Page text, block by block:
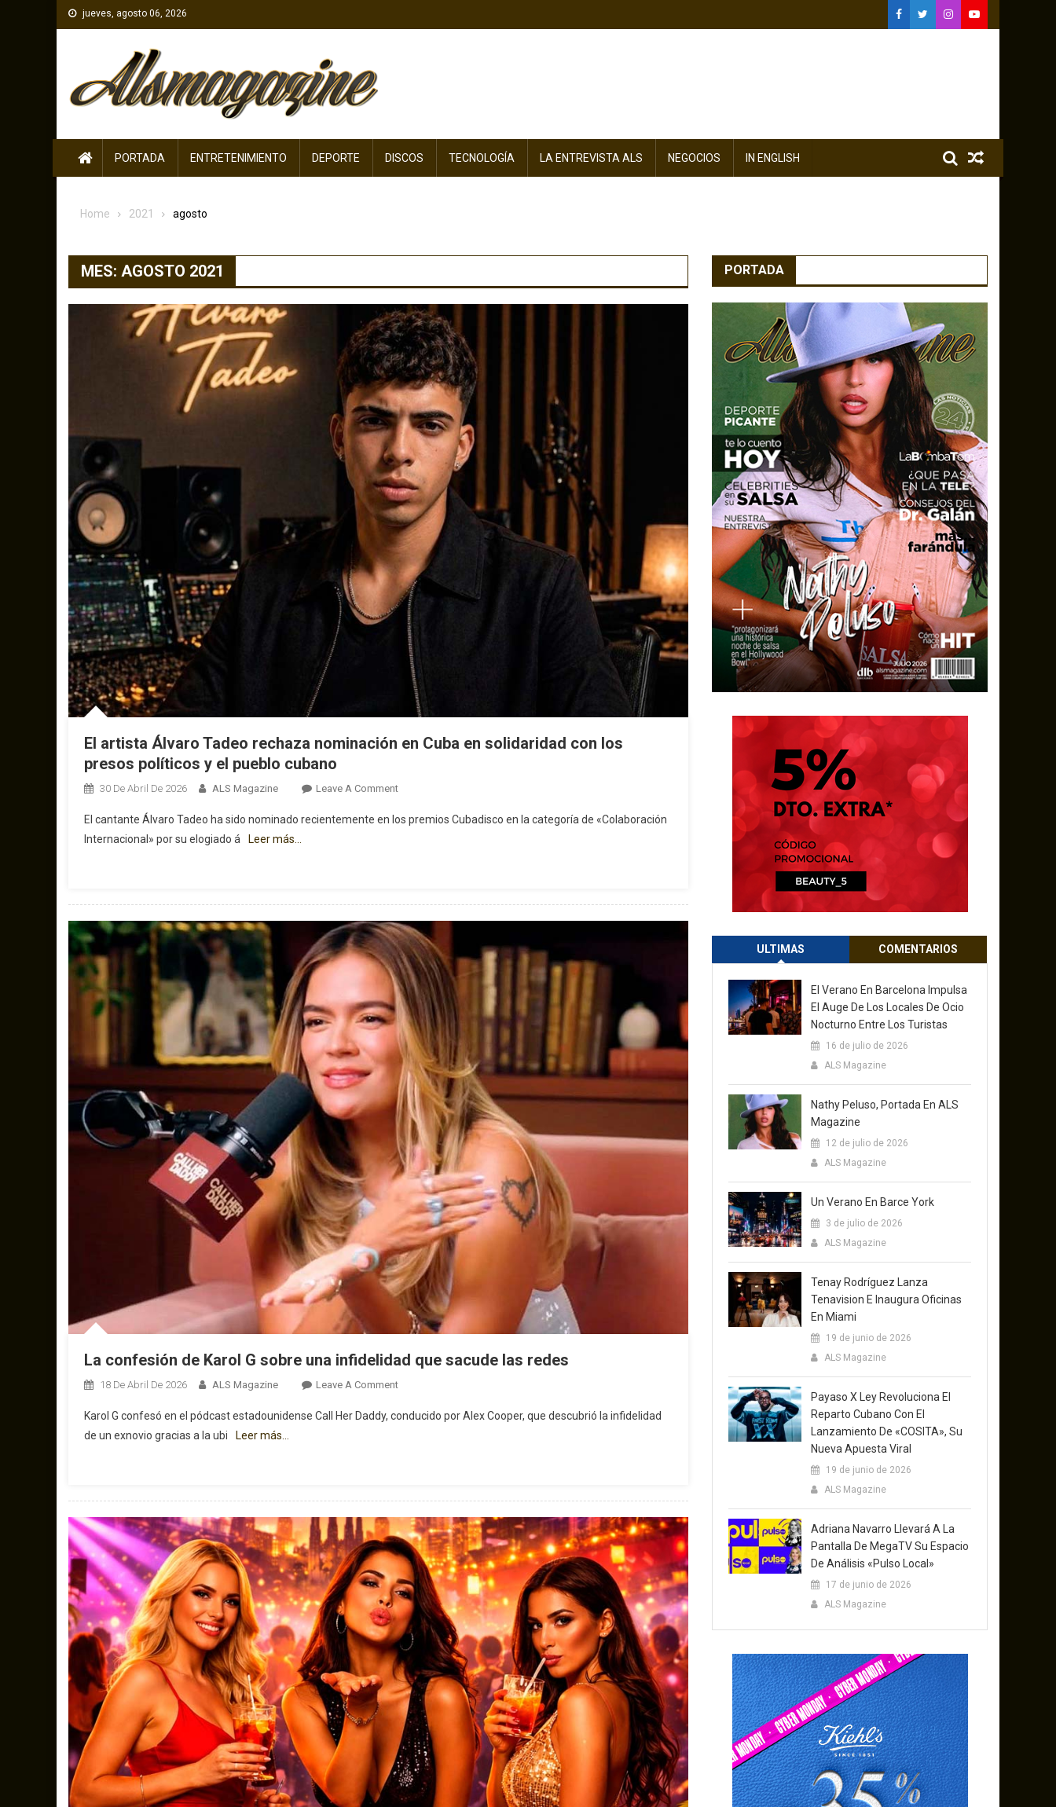
jueves, agosto 06, 2026
PORTADA ENTRETENIMIENTO DEPORTE DISCOS TECNOLOGÍA LA ENTREVISTA ALS NEGOCIOS IN ENGLISH
Home 2021 agosto
MES: AGOSTO 2021
El artista Álvaro Tadeo rechaza nominación en Cuba en solidaridad con los
presos políticos y el pueblo cubano
30 De Abril De 2026 ALS Magazine Leave A CommentOn
Artista
Cuba
En
Solidaridad
Con
Los
Presos
Políticos
Y
El
Pueblo
Cubano
El cantante Álvaro Tadeo ha sido nominado recientemente en los premios Cubadisco en la categoría de «Colaboración
Internacional» por su elogiado á
Leer más…
La confesión de Karol G sobre una infidelidad que sacude las redes
18 De Abril De 2026 ALS Magazine Leave A CommentOn
Confesión
Infidelidad
Que
Sacude
Las
Redes
Karol G confesó en el pódcast estadounidense Call Her Daddy, conducido por Alex Cooper, que descubrió la infidelidad
de un exnovio gracias a la ubi
Leer más…
PORTADA
ULTIMAS COMENTARIOS
El Verano En Barcelona Impulsa
El Auge De Los Locales De Ocio
Nocturno Entre Los Turistas
16 de julio de 2026
ALS Magazine
Nathy Peluso, Portada En ALS
Magazine
12 de julio de 2026
ALS Magazine
Un Verano En Barce York
3 de julio de 2026
ALS Magazine
Tenay Rodríguez Lanza
Tenavision E Inaugura Oficinas
En Miami
19 de junio de 2026
ALS Magazine
Payaso X Ley Revoluciona El
Reparto Cubano Con El
Lanzamiento De «COSITA», Su
Nueva Apuesta Viral
19 de junio de 2026
ALS Magazine
Adriana Navarro Llevará A La
Pantalla De MegaTV Su Espacio
De Análisis «Pulso Local»
17 de junio de 2026
ALS Magazine